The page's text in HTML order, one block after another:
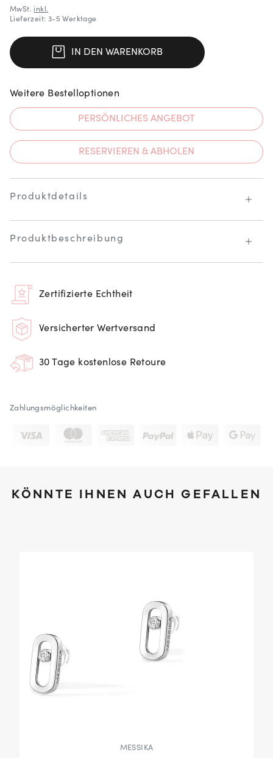
MwSt. inkl.
Lieferzeit: 3-5 Werktage
IN DEN WARENKORB
Weitere Bestelloptionen
PERSÖNLICHES ANGEBOT
RESERVIEREN & ABHOLEN
Produktdetails
Produktbeschreibung
Zertifizierte Echtheit
Versicherter Wertversand
30 Tage kostenlose Retoure
Zahlungsmöglichkeiten
KÖNNTE IHNEN AUCH GEFALLEN
MESSIKA